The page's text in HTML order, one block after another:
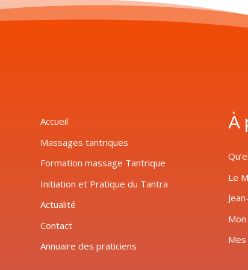
Accueil
Massages tantriques
Formation massage Tantrique
Initiation et Pratique du Tantra
Actualité
Contact
Annuaire des praticiens
À
Le